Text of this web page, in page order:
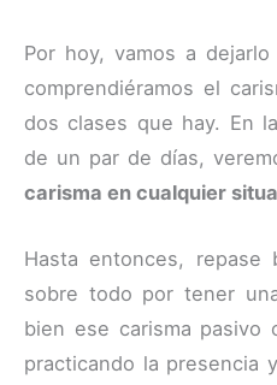
Por hoy, vamos a
comprendiéramos el
dos clases que hay. En
de un par de días,
carisma en cualquier
Hasta entonces, repase
sobre todo por tener
bien ese carisma pasivo
practicando la presencia